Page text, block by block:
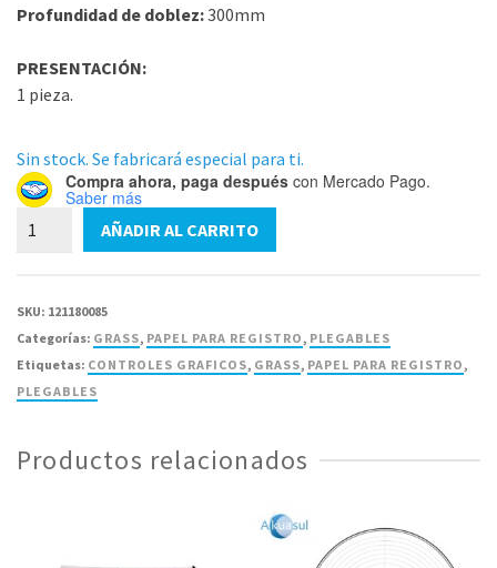
Profundidad de doblez:300mm
PRESENTACIÓN:
1 pieza.
Sin stock. Se fabricará especial para ti.
Compra ahora, paga después con Mercado Pago.
Saber más
Papel
-
Paquete
AÑADIR AL CARRITO
SKU: 121180085
Categorías: GRASS, PAPEL PARA REGISTRO, PLEGABLES
Etiquetas: CONTROLES GRAFICOS, GRASS, PAPEL PARA REGISTRO,
PLEGABLES
Productos relacionados